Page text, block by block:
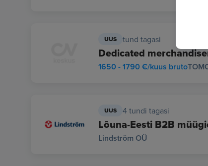
UUS tund tagasi
Dedicated
1650 - 1790 €/kuus bruto
UUS 4 tundi tagasi
Lõuna-Eesti B2B
Lindström OÜ